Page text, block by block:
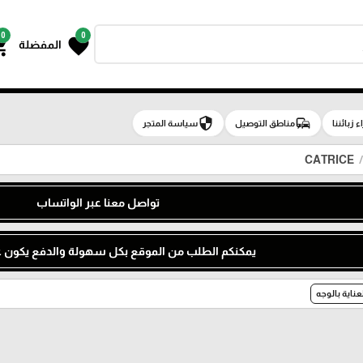
0
favorite المفضلة
0
زبائننا commuteمناطق التوصيل securityسياسة المتجر
CATRICE
تواصل معنا عبر الواتساب
يمكنكم الطلب من الموقع بكل سهولة والدفع يكون
بالوجه